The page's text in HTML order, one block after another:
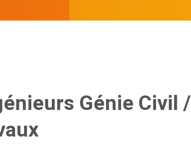
Génie Civil /